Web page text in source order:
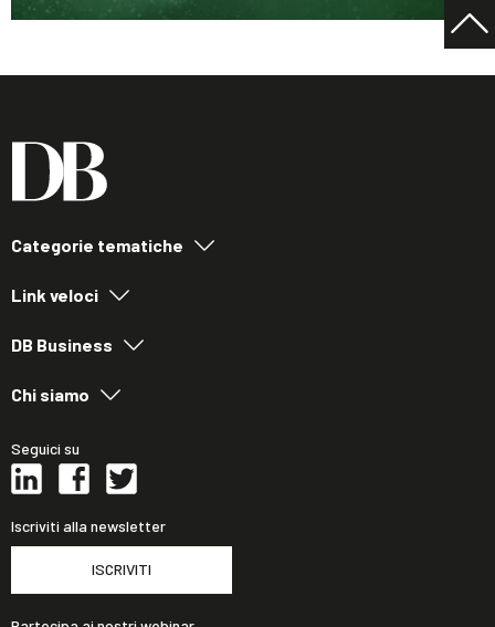
Categorie tematiche
Link veloci
DB Business
Chi siamo
Seguici su
Iscriviti alla newsletter
ISCRIVITI